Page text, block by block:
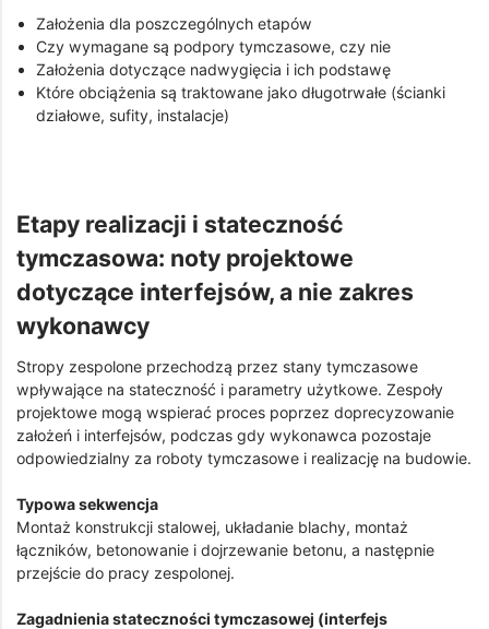
Założenia dla poszczególnych etapów
Czy wymagane są podpory tymczasowe, czy nie
Założenia dotyczące nadwygięcia i ich podstawę
Które obciążenia są traktowane jako długotrwałe (ścianki
działowe, sufity, instalacje)
Etapy realizacji i stateczność
tymczasowa: noty projektowe
dotyczące interfejsów, a nie zakres
wykonawcy
Stropy zespolone przechodzą przez stany tymczasowe
wpływające na stateczność i parametry użytkowe. Zespoły
projektowe mogą wspierać proces poprzez doprecyzowanie
założeń i interfejsów, podczas gdy wykonawca pozostaje
odpowiedzialny za roboty tymczasowe i realizację na budowie.
Typowa sekwencja
Montaż konstrukcji stalowej, układanie blachy, montaż
łączników, betonowanie i dojrzewanie betonu, a następnie
przejście do pracy zespolonej.
Zagadnienia stateczności tymczasowej (interfejs